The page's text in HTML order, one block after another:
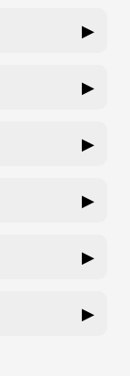
▶
▶
▶
▶
▶
▶